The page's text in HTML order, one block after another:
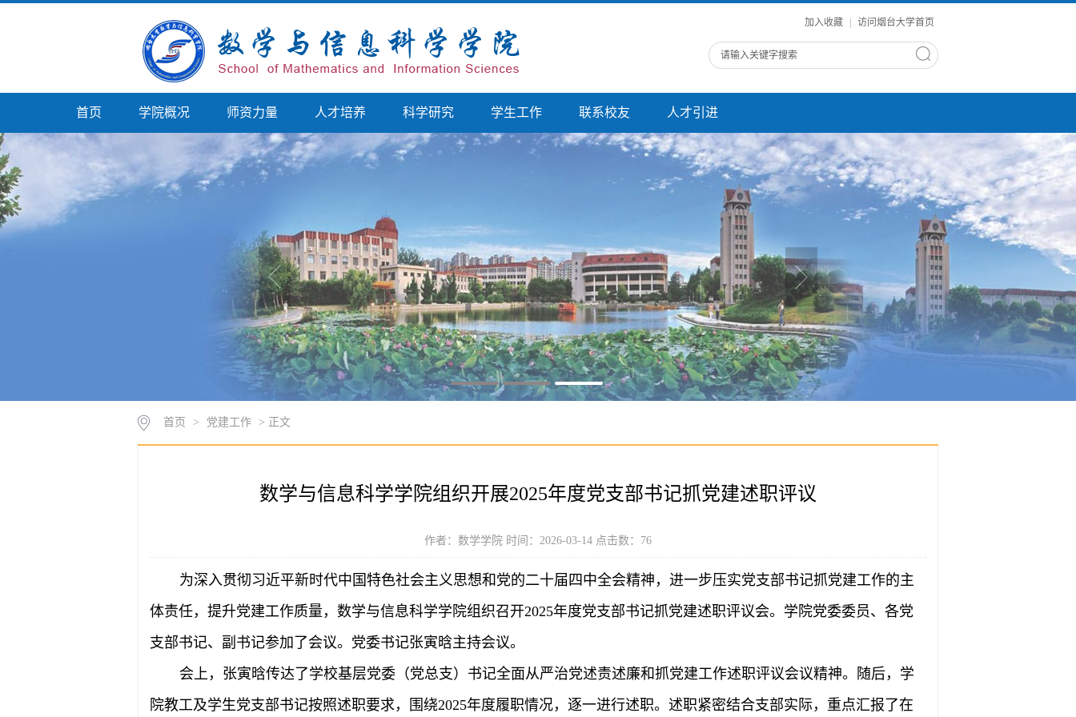
加入收藏 访问烟台大学首页
首页 学院概况 师资力量 人才培养 科学研究 学生工作 联系校友 人才引进
首页 > 党建工作 > 正文
数学与信息科学学院组织开展2025年度党支部书记抓党建述职评议
作者：数学学院 时间：2026-03-14 点击数： 76
为深入贯彻习近平新时代中国特色社会主义思想和党的二十届四中全会精神，进一步压实党支部书记抓党建工作的主
体责任，提升党建工作质量，数学与信息科学学院组织召开2025年度党支部书记抓党建述职评议会。学院党委委员、各党
支部书记、副书记参加了会议。党委书记张寅晗主持会议。
会上，张寅晗传达了学校基层党委（党总支）书记全面从严治党述责述廉和抓党建工作述职评议会议精神。随后，学
院教工及学生党支部书记按照述职要求，围绕2025年度履职情况，逐一进行述职。述职紧密结合支部实际，重点汇报了在